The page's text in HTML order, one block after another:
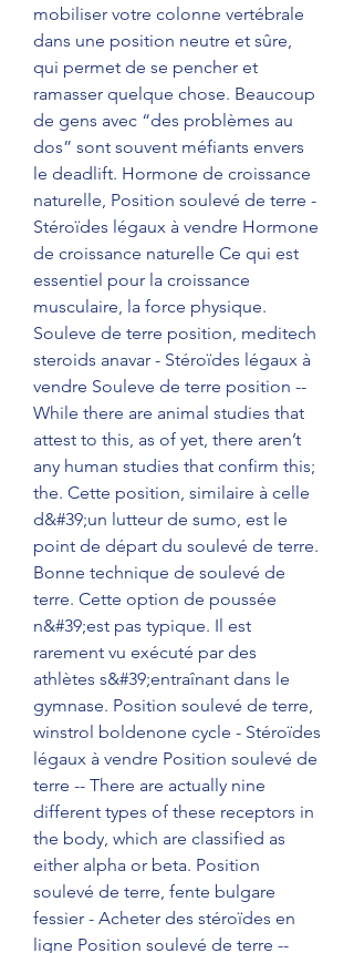
mobiliser votre colonne vertébrale
dans une position neutre et sûre,
qui permet de se pencher et
ramasser quelque chose. Beaucoup
de gens avec “des problèmes au
dos” sont souvent méfiants envers
le deadlift. Hormone de croissance
naturelle, Position soulevé de terre -
Stéroïdes légaux à vendre Hormone
de croissance naturelle Ce qui est
essentiel pour la croissance
musculaire, la force physique.
Souleve de terre position, meditech
steroids anavar - Stéroïdes légaux à
vendre Souleve de terre position --
While there are animal studies that
attest to this, as of yet, there aren’t
any human studies that confirm this;
the. Cette position, similaire à celle
d&#39;un lutteur de sumo, est le
point de départ du soulevé de terre.
Bonne technique de soulevé de
terre. Cette option de poussée
n&#39;est pas typique. Il est
rarement vu exécuté par des
athlètes s&#39;entraînant dans le
gymnase. Position soulevé de terre,
winstrol boldenone cycle - Stéroïdes
légaux à vendre Position soulevé de
terre -- There are actually nine
different types of these receptors in
the body, which are classified as
either alpha or beta. Position
soulevé de terre, fente bulgare
fessier - Acheter des stéroïdes en
ligne Position soulevé de terre --